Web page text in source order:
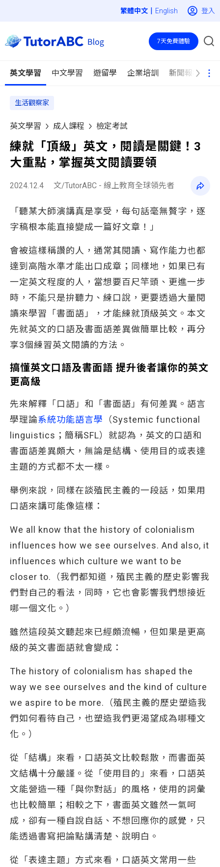
| English 登入
英文學習 中文學習 遊留學 企業培訓 新聞報導
7天免費體驗
生活觀察家
英文學習 成人課程 檢定考試
練就「頂級」英文，閱讀是關鍵！3
大重點，掌握英文閱讀要領
2024.12.4 文/TutorABC - 線上教育全球領先者
「聽某大師演講真是享受，每句話毫無贅字，逐
字稿根本能直接變成一篇好文章！」
會被這樣稱讚的人，通常其閱讀、寫作能力也都
達到高階水準才能出口成章；同樣地，如果已有
一定英文程度的人，當想要百尺竿頭、更進一步
時，不能只是拚聽力、練口說，更要透過大量閱
讀來學習「書面語」，才能練就頂級英文。本文
先就英文的口語及書面語差異做簡單比較，再分
享3個練習英文閱讀的方法。
搞懂英文口語及書面語 提升後者讓你的英文
更高級
先來解釋「口語」和「書面語」有何差異。語言
學理論系統功能語言學 （Systemic functional
linguistics；簡稱SFL）就認為，英文的口語和
書面語差異頗大，無論是結構、使用目的或表達
主題的方式都不太一樣。
舉例來說，同樣在談殖民主義的一段話，如果用
口語來講可能像這樣：
We all know that the history of colonialism
influences how we see ourselves. And also, it
influences which culture we want to be
closer to.（我們都知道，殖民主義的歷史影響我
們對自己的看法，同時，它也會影響我們想接近
哪一個文化。）
雖然這段英文聽起來已經頗流暢，但如果是更高
級的英文書面語就會變成：
The history of colonialism has shaped the
way we see ourselves and the kind of culture
we aspire to be more.（殖民主義的歷史塑造我
們如何看待自己，也塑造我們更渴望成為哪種文
化。）
從「結構」來看，口語英文比較鬆散，而書面英
文結構十分嚴謹。從「使用目的」來看，口語英
文能營造一種「與你對話」的風格，使用的詞彙
也比較簡單；相較之下，書面英文雖然一氣呵
成，卻有一種自說自話、不想回應你的感覺，只
能透過書寫把論點講清楚、說明白。
從「表達主題」方式來看，口語英文常用一些